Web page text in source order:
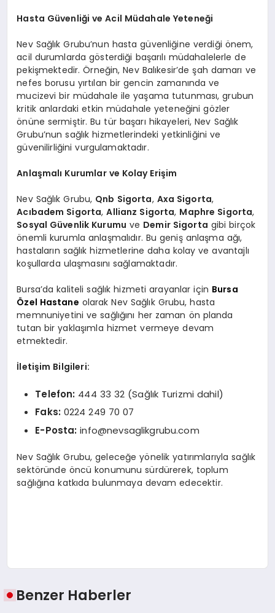
Hasta Güvenliği ve Acil Müdahale Yeteneği
Nev Sağlık Grubu’nun hasta güvenliğine verdiği önem,
acil durumlarda gösterdiği başarılı müdahalelerle de
pekişmektedir. Örneğin, Nev Balıkesir’de şah damarı ve
nefes borusu yırtılan bir gencin zamanında ve
mucizevi bir müdahale ile yaşama tutunması, grubun
kritik anlardaki etkin müdahale yeteneğini gözler
önüne sermiştir. Bu tür başarı hikayeleri, Nev Sağlık
Grubu’nun sağlık hizmetlerindeki yetkinliğini ve
güvenilirliğini vurgulamaktadır.
Anlaşmalı Kurumlar ve Kolay Erişim
Nev Sağlık Grubu, Qnb Sigorta, Axa Sigorta,
Acıbadem Sigorta,Allianz Sigorta, Maphre Sigorta,
Sosyal Güvenlik Kurumu ve Demir Sigorta gibi birçok
önemli kurumla anlaşmalıdır. Bu geniş anlaşma ağı,
hastaların sağlık hizmetlerine daha kolay ve avantajlı
koşullarda ulaşmasını sağlamaktadır.
Bursa’da kaliteli sağlık hizmeti arayanlar için Bursa
Özel Hastane olarak Nev Sağlık Grubu, hasta
memnuniyetini ve sağlığını her zaman ön planda
tutan bir yaklaşımla hizmet vermeye devam
etmektedir.
İletişim Bilgileri:
Telefon: 444 33 32 (Sağlık Turizmi dahil)
Faks: 0224 249 70 07
E-Posta: info@nevsaglikgrubu.com
Nev Sağlık Grubu, geleceğe yönelik yatırımlarıyla sağlık
sektöründe öncü konumunu sürdürerek, toplum
sağlığına katkıda bulunmaya devam edecektir.
Benzer Haberler